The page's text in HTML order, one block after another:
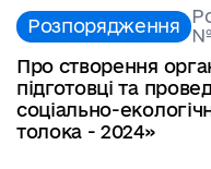
Розпорядження №
Про створення
підготовці та
соціально-
толока - 2024»